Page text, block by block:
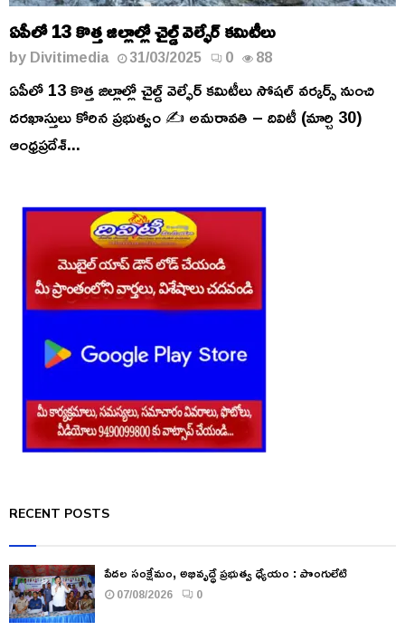
ఏపీలో 13 కొత్త జిల్లాల్లో చైల్డ్ వెల్ఫేర్ కమిటీలు
byDivitimedia 31/03/2025 0 88
ఏపీలో 13 కొత్త జిల్లాల్లో చైల్డ్ వెల్ఫేర్ కమిటీలు సోషల్ వర్కర్స్ నుంచి
దరఖాస్తులు కోరిన ప్రభుత్వం ✍️ అమరావతి – దివిటీ (మార్చి 30)
ఆంధ్రప్రదేశ్...
RECENT POSTS
పేదల సంక్షేమం, అభివృద్ధే ప్రభుత్వ ధ్యేయం : పొంగులేటి
07/08/2026 0